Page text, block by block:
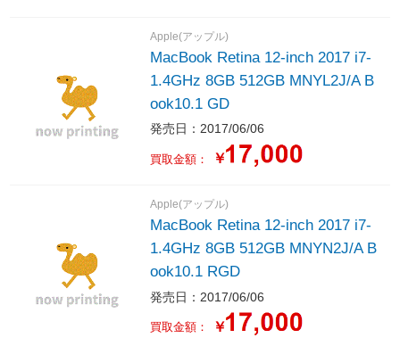
Apple(アップル)
MacBook Retina 12-inch 2017 i7-
1.4GHz 8GB 512GB MNYL2J/A B
ook10.1 GD
発売日：2017/06/06
買取金額： ￥
Apple(アップル)
MacBook Retina 12-inch 2017 i7-
1.4GHz 8GB 512GB MNYN2J/A B
ook10.1 RGD
発売日：2017/06/06
買取金額： ￥